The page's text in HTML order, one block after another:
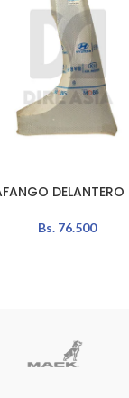
CARRITODELANTERO
Bs. 76.500